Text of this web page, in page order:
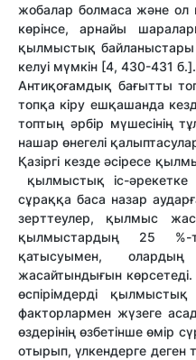
жобалар болмаса және ол
көрінсе, арнайы
қылмыстық байланыстары
келуі мүмкін [4, 430-431 б.].
Антиқоғамдық бағытты
топқа кіру ешқашанда
топтың әрбір мүшесінің
нашар өнегелі
Қазіргі кезде әсіресе
қылмыстық іс-әрекетке
сұраққа баса назар
зерттеулер, қылмыс
қылмыстардың 25 %-
қатысуымен,
жасайтындығын
өспірімдерді
факторлармен жүзеге
өздерінің өзбетінше өмір
отырып, үлкендерге деген